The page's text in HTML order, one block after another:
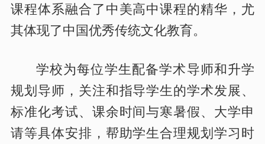
课程体系融合了中美高中课程的精华，尤
其体现了中国优秀传统文化教育。
学校为每位学生配备学术导师和升学
规划导师，关注和指导学生的学术发展、
标准化考试、课余时间与寒暑假、大学申
请等具体安排，帮助学生合理规划学习时